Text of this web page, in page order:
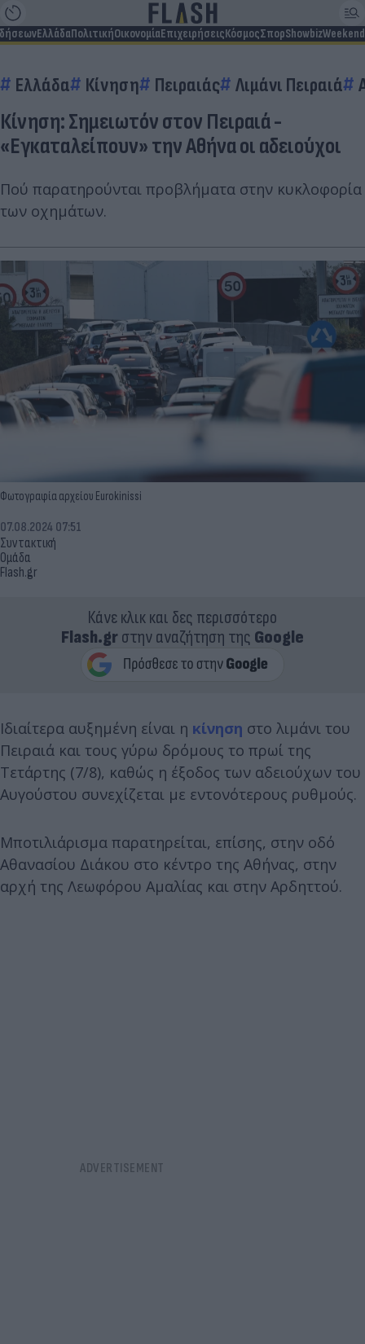
ΕλλάδαΠολιτικήΟικονομίαΕπιχειρήσειςΚόσμοςΣπορShowbizWeekend
Ελλάδα Κίνηση Πειραιάς Λιμάνι Πειραιά
Κίνηση: Σημειωτόν στον Πειραιά -
«Εγκαταλείπουν» την Αθήνα οι αδειούχοι
Πού παρατηρούνται προβλήματα στην κυκλοφορία
των οχημάτων.
Φωτογραφία αρχείου Eurokinissi
Συντακτική
Ομάδα
Flash.gr
07.08.2024 07:51
Κάνε κλικ και δες περισσότερο
Flash.grστην αναζήτηση της Google
Ιδιαίτερα αυξημένη είναι η κίνηση στο λιμάνι του
Πειραιά και τους γύρω δρόμους το πρωί της
Τετάρτης (7/8), καθώς η έξοδος των αδειούχων του
Αυγούστου συνεχίζεται με εντονότερους ρυθμούς.
Μποτιλιάρισμα παρατηρείται, επίσης, στην οδό
Αθανασίου Διάκου στο κέντρο της Αθήνας, στην
αρχή της Λεωφόρου Αμαλίας και στην Αρδηττού.